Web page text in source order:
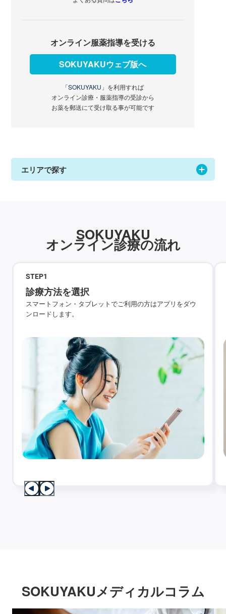
オンライン服薬指導を受ける
SOKUYAKUウェブ版へ
「SOKUYAKU」 を利用すれば
オンライン診療・服薬指導の受診から
お薬を郵送にて受け取る事が可能です
エリアで探す
SOKUYAKU
オンライン診療の流れ
STEP1
診療方法を選択
スマートフォン・タブレットでご利用の方はアプリをダウ
ンロードします。
SOKUYAKUメディカルコラム